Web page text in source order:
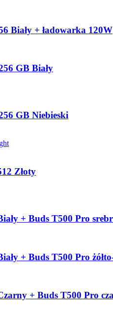
Biały + ładowarka 120W
GB Biały
GB Niebieski
Złoty
+ Buds T500 Pro
+ Buds T500 Pro
+ Buds T500 Pro